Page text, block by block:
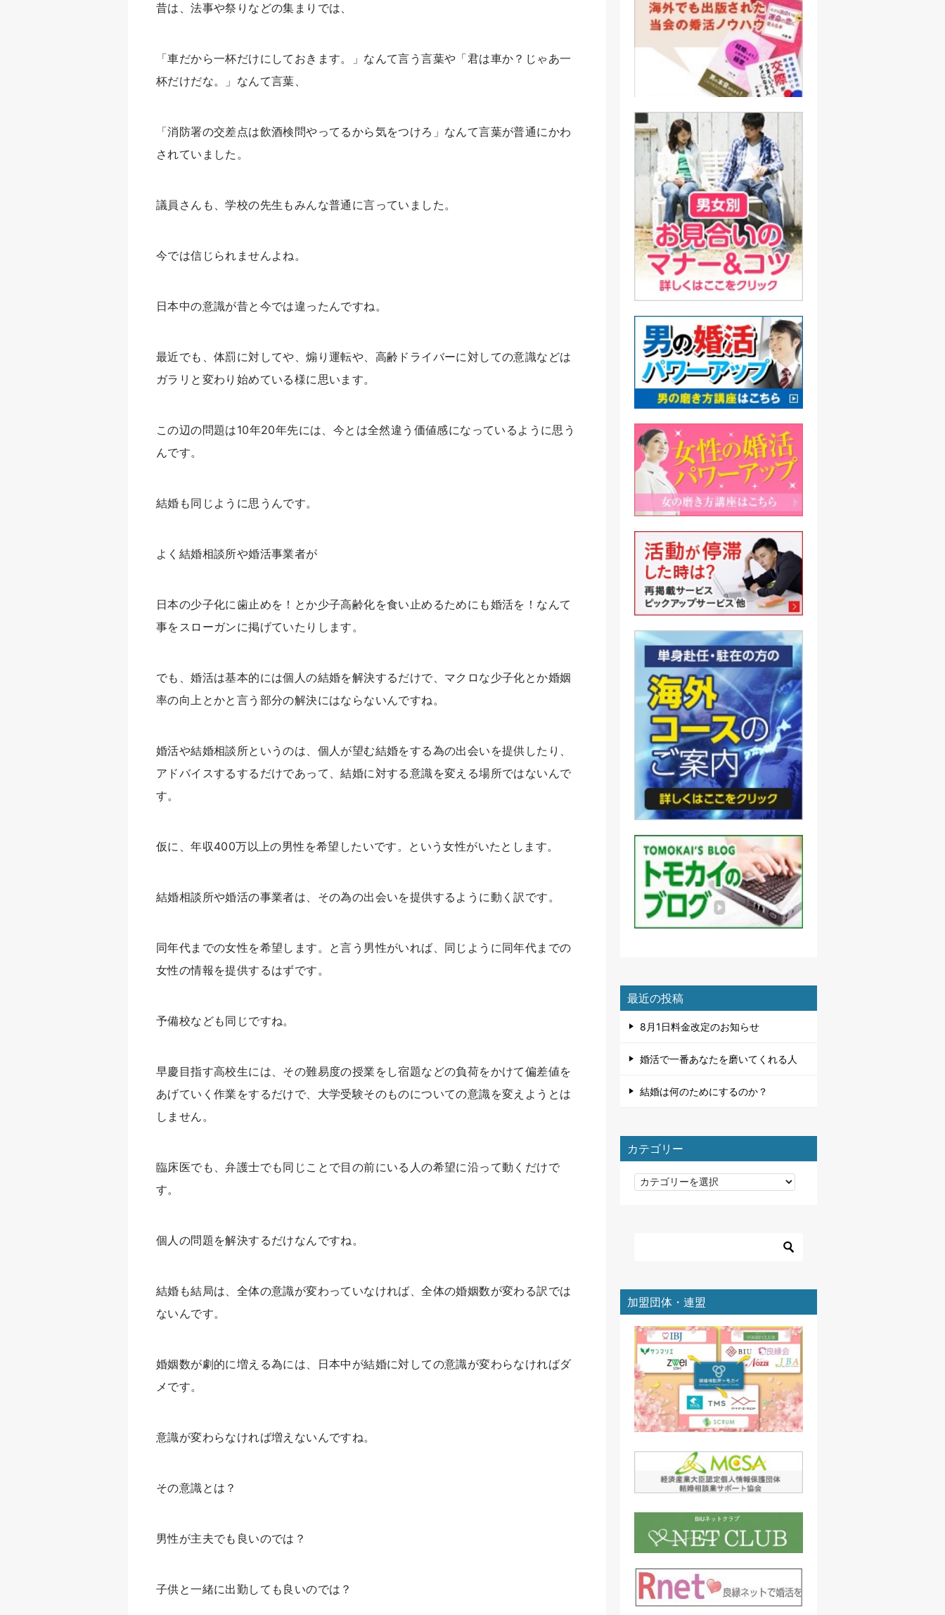
昔は、法事や祭りなどの集まりでは、
「車だから一杯だけにしておきます。」なんて言う言葉や「君は車か？じゃあ一
杯だけだな。」なんて言葉、
「消防署の交差点は飲酒検問やってるから気をつけろ」なんて言葉が普通にかわ
されていました。
議員さんも、学校の先生もみんな普通に言っていました。
今では信じられませんよね。
日本中の意識が昔と今では違ったんですね。
最近でも、体罰に対してや、煽り運転や、高齢ドライバーに対しての意識などは
ガラリと変わり始めている様に思います。
この辺の問題は10年20年先には、今とは全然違う価値感になっているように思う
んです。
結婚も同じように思うんです。
よく結婚相談所や婚活事業者が
日本の少子化に歯止めを！とか少子高齢化を食い止めるためにも婚活を！なんて
事をスローガンに掲げていたりします。
でも、婚活は基本的には個人の結婚を解決するだけで、マクロな少子化とか婚姻
率の向上とかと言う部分の解決にはならないんですね。
婚活や結婚相談所というのは、個人が望む結婚をする為の出会いを提供したり、
アドバイスするするだけであって、結婚に対する意識を変える場所ではないんで
す。
仮に、年収400万以上の男性を希望したいです。という女性がいたとします。
結婚相談所や婚活の事業者は、その為の出会いを提供するように動く訳です。
同年代までの女性を希望します。と言う男性がいれば、同じように同年代までの
女性の情報を提供するはずです。
予備校なども同じですね。
早慶目指す高校生には、その難易度の授業をし宿題などの負荷をかけて偏差値を
あげていく作業をするだけで、大学受験そのものについての意識を変えようとは
しません。
臨床医でも、弁護士でも同じことで目の前にいる人の希望に沿って動くだけで
す。
個人の問題を解決するだけなんですね。
結婚も結局は、全体の意識が変わっていなければ、全体の婚姻数が変わる訳では
ないんです。
婚姻数が劇的に増える為には、日本中が結婚に対しての意識が変わらなければダ
メです。
意識が変わらなければ増えないんですね。
その意識とは？
男性が主夫でも良いのでは？
子供と一緒に出勤しても良いのでは？
最近の投稿
8月1日料金改定のお知らせ
婚活で一番あなたを磨いてくれる人
結婚は何のためにするのか？
カテゴリー
カ
加盟団体・連盟